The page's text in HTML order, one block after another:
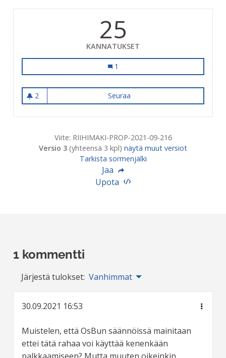
25
KANNATUKSET
Pelastetaan pölyttäjät
1
2
2 seuraajaa
Seuraa
Viite: RIIHIMAKI-PROP-2021-09-216
Versio 3 (yhteensä 3 kpl) näytä muut versiot
Tarkista sormenjälki
Jaa
Upota
1 kommentti
Järjestä tulokset: Vanhimmat
30.09.2021 16:53
Muistelen, että OsBun säännöissä mainitaan
ettei tätä rahaa voi käyttää kenenkään